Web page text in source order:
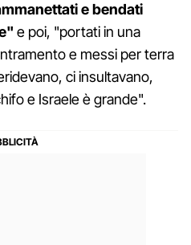
e bendati
e poi, "portati in una
e messi per terra
ci insultavano,
e Israele è grande".